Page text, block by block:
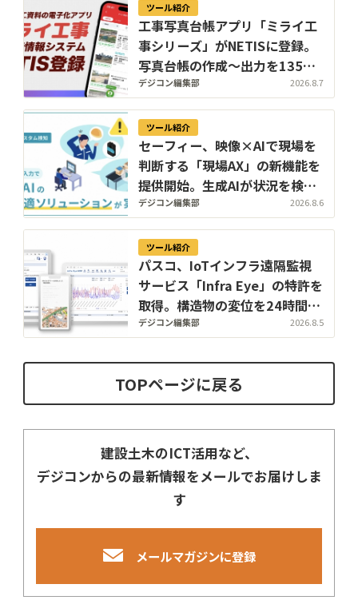
ツール紹介
工事写真台帳アプリ「ミライ工
事シリーズ」がNETISに登録。
写真台帳の作成〜出力を135分
から45分へ短縮
デジコン編集部 2026.8.7
ツール紹介
セーフィー、映像×AIで現場を
判断する「現場AX」の新機能を
提供開始。生成AIが状況を検知
し、過去映像もテキストで検索
デジコン編集部 2026.8.6
ツール紹介
パスコ、IoTインフラ遠隔監視
サービス「Infra Eye」の特許を
取得。構造物の変位を24時間計
測し、インフラ監視の人手不足
デジコン編集部 2026.8.5
TOPページに戻る
建設土木のICT活用など、
デジコンからの最新情報をメールでお届けしま
す
メールマガジンに登録